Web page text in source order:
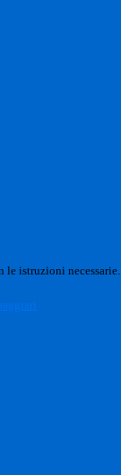
le istruzioni necessarie.